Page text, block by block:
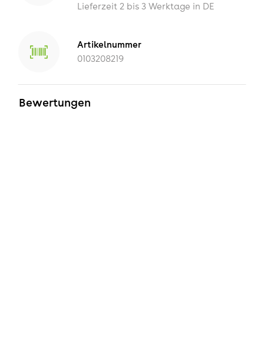
Lieferzeit 2 bis 3 Werktage in DE
Artikelnummer
0103208219
Bewertungen